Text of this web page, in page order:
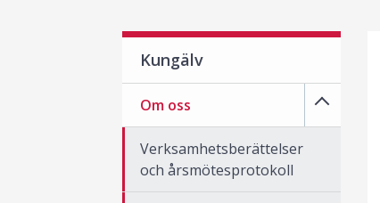
Kungälv
Om oss
Verksamhetsberättelser
och årsmötesprotokoll